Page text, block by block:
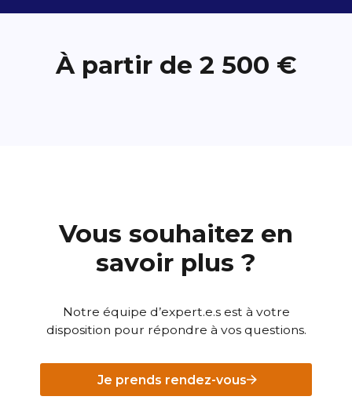
À partir de 2 500 €
Vous souhaitez en
savoir plus ?
Notre équipe d’expert.e.s est à votre
disposition pour répondre à vos questions.
Je prends rendez-vous